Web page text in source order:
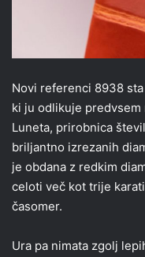
Novi referenci 8938
ki ju odlikuje predvsem
Luneta, prirobnica
briljantno izrezanih
je obdana z redkim
celoti več kot trije
časomer.
Ura pa nimata zgolj